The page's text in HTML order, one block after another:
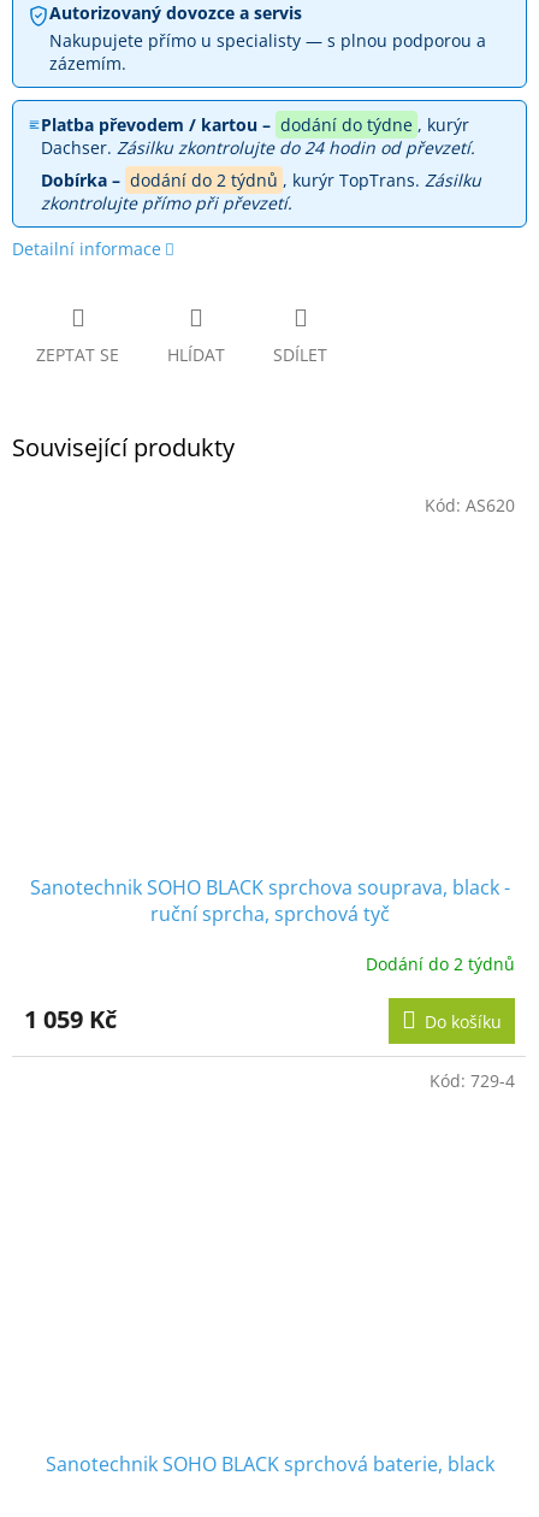
Autorizovaný dovozce a servis
Nakupujete přímo u specialisty — s plnou podporou a
zázemím.
Platba převodem / kartou – dodání do týdne , kurýr
Dachser. Zásilku zkontrolujte do 24 hodin od převzetí.
Dobírka – dodání do 2 týdnů , kurýr TopTrans. Zásilku
zkontrolujte přímo při převzetí.
Detailní informace
ZEPTAT SE HLÍDAT SDÍLET
Související produkty
Sanotechnik SOHO BLACK sprchova souprava, black -
ruční sprcha, sprchová tyč
Dodání do 2 týdnů
1 059 Kč Do košíku
Kód: AS620
Sanotechnik SOHO BLACK sprchová baterie, black
Kód: 729-4